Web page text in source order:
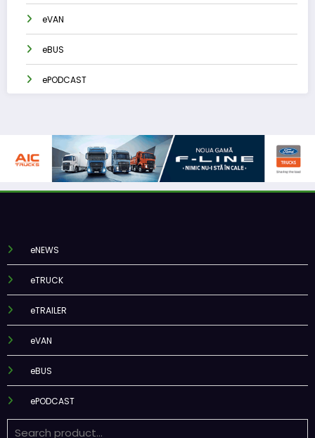
eVAN
eBUS
ePODCAST
eNEWS
eTRUCK
eTRAILER
eVAN
eBUS
ePODCAST